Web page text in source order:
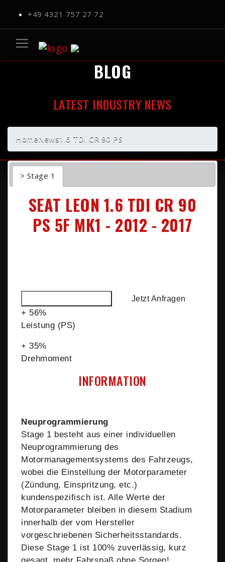
+49 4321 757 27 72
BLOG
LATEST INDUSTRY NEWS
HomeNews1.6 TDI CR 90 PS
> Stage 1
SEAT LEON 1.6 TDI CR 90
PS 5F MK1 - 2012 - 2017
Jetzt Anfragen
+ 56%
Leistung (PS)
+ 35%
Drehmoment
INFORMATION
Neuprogrammierung
Stage 1 besteht aus einer individuellen
Neuprogrammierung des
Motormanagementsystems des Fahrzeugs,
wobei die Einstellung der Motorparameter
(Zündung, Einspritzung, etc.)
kundenspezifisch ist. Alle Werte der
Motorparameter bleiben in diesem Stadium
innerhalb der vom Hersteller
vorgeschriebenen Sicherheitsstandards.
Diese Stage 1 ist 100% zuverlässig, kurz
gesagt, mehr Fahrspaß ohne Sorgen!